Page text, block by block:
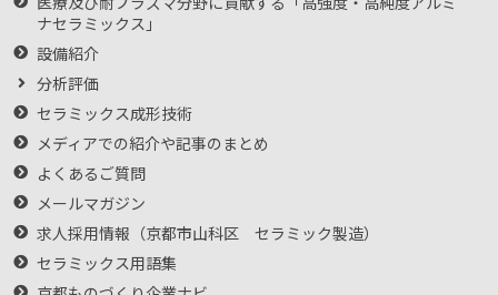
ナセラミックス」
設備紹介
分析評価
セラミックス成形技術
メディアでの紹介や記事のまとめ
よくあるご質問
メールマガジン
求人採用情報（京都市山科区 セラミック製造）
セラミックス用語集